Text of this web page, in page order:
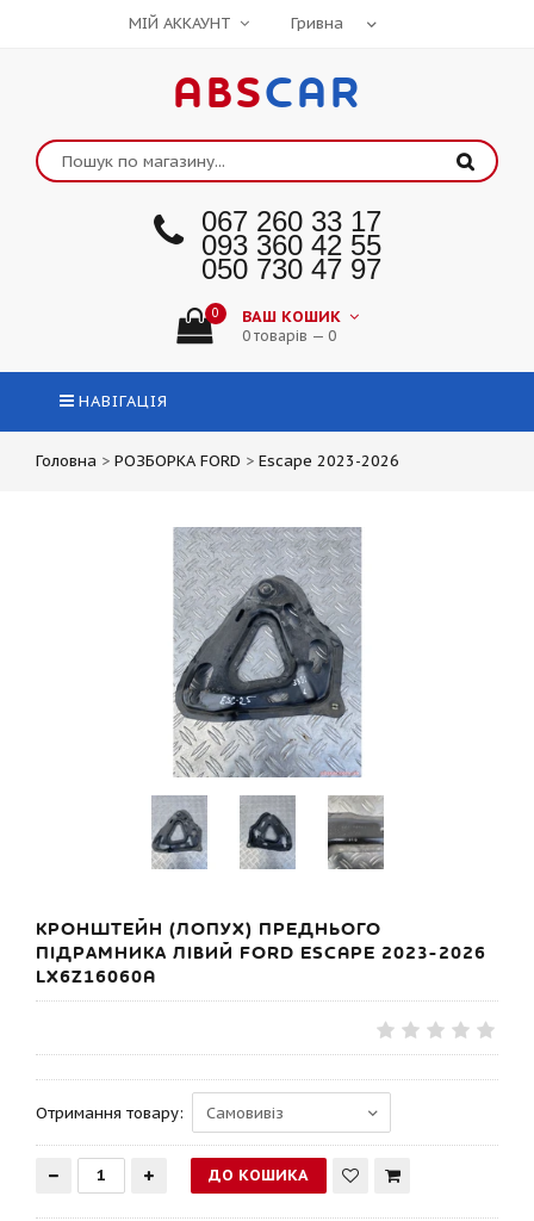
МІЙ АККАУНТ
ABSCAR
067 260 33 17
093 360 42 55
050 730 47 97
0 ВАШ КОШИК
0 товарів — 0
НАВІГАЦІЯ
Головна > РОЗБОРКА FORD > Escape 2023-2026
КРОНШТЕЙН (ЛОПУХ) ПРЕДНЬОГО
ПІДРАМНИКА ЛІВИЙ FORD ESCAPE 2023-2026
LX6Z16060A
Отримання товару: